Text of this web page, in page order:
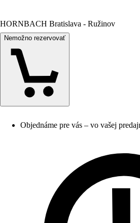
HORNBACH Bratislava - Ružinov
Nemožno rezervovať
Objednáme pre vás – vo vašej